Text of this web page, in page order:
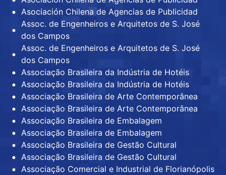
Asociación Chilena de Agencias de Publicidad
Assoc. de Engenheiros e Arquitetos de S. José
dos Campos
Assoc. de Engenheiros e Arquitetos de S. José
dos Campos
Associação Brasileira da Indústria de Hotéis
Associação Brasileira da Indústria de Hotéis
Associação Brasileira de Arte Contemporânea
Associação Brasileira de Arte Contemporânea
Associação Brasileira de Embalagem
Associação Brasileira de Embalagem
Associação Brasileira de Gestão Cultural
Associação Brasileira de Gestão Cultural
Associação Comercial e Industrial de Florianópolis